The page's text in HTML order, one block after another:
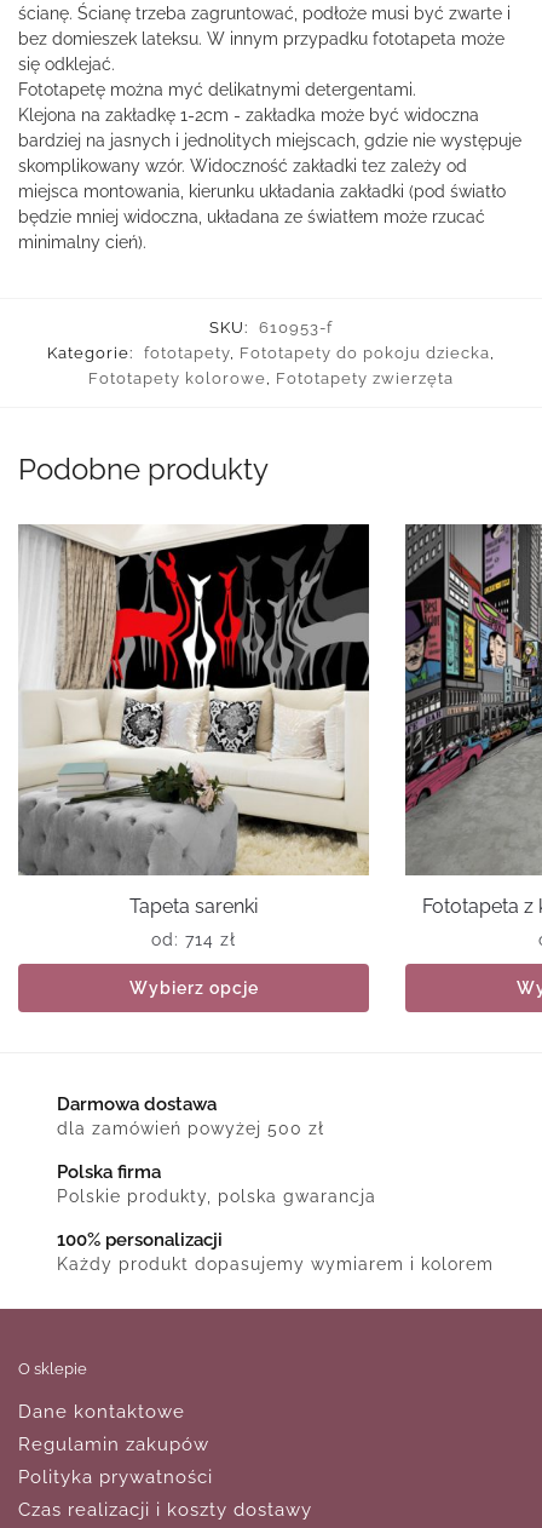
ścianę. Ścianę trzeba zagruntować, podłoże musi być zwarte i
bez domieszek lateksu. W innym przypadku fototapeta może
się odklejać.
Fototapetę można myć delikatnymi detergentami.
Klejona na zakładkę 1-2cm - zakładka może być widoczna
bardziej na jasnych i jednolitych miejscach, gdzie nie występuje
skomplikowany wzór. Widoczność zakładki tez zależy od
miejsca montowania, kierunku układania zakładki (pod światło
będzie mniej widoczna, układana ze światłem może rzucać
minimalny cień).
SKU:
610953-f
Kategorie:
fototapety, Fototapety do pokoju dziecka,
Fototapety kolorowe, Fototapety zwierzęta
Podobne produkty
Tapeta sarenki
od: 714 zł
Wybierz opcje
Fototapeta
Darmowa dostawa
dla zamówień powyżej 500 zł
Polska firma
Polskie produkty, polska gwarancja
100% personalizacji
Każdy produkt dopasujemy wymiarem i kolorem
O sklepie
Dane kontaktowe
Regulamin zakupów
Polityka prywatności
Czas realizacji i koszty dostawy